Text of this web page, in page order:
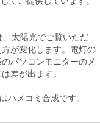
太陽光でご覧いただ
が変化します。電灯の
パソコンモニターのメ
差が出ます。
ハメコミ合成です。